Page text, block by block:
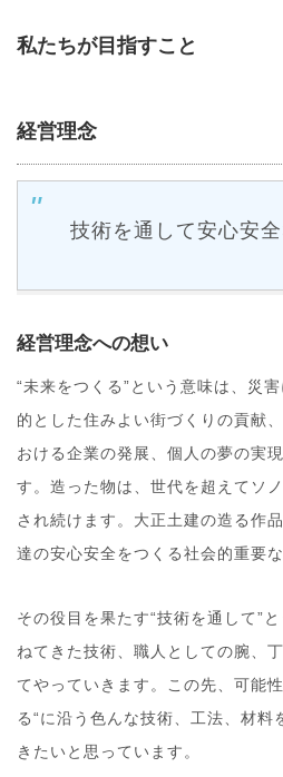
私たちが目指すこと
経営理念
技術を通して安心安
経営理念への想い
“未来をつくる”という意味は、災
的とした住みよい街づくりの貢献
おける企業の発展、個人の夢の実
す。造った物は、世代を超えてソ
され続けます。大正土建の造る作
達の安心安全をつくる社会的重要
その役目を果たす“技術を通して”
ねてきた技術、職人としての腕、
てやっていきます。この先、可能
る“に沿う色んな技術、工法、材料
きたいと思っています。